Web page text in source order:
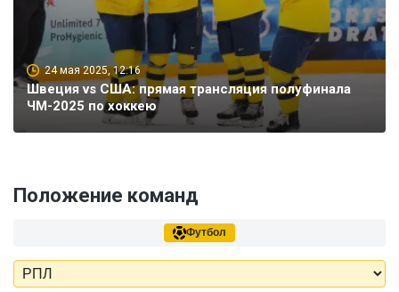
24 мая 2025, 12:16
Швеция vs США: прямая трансляция полуфинала
ЧМ-2025 по хоккею
Положение команд
Футбол